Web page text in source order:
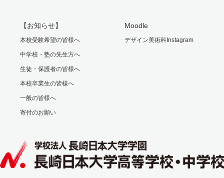
【お知らせ】
本校受験希望の皆様へ
中学校・塾の先生方へ
生徒・保護者の皆様へ
本校卒業生の皆様へ
一般の皆様へ
寄付のお願い
Moodle
デザイン美術科Instagram